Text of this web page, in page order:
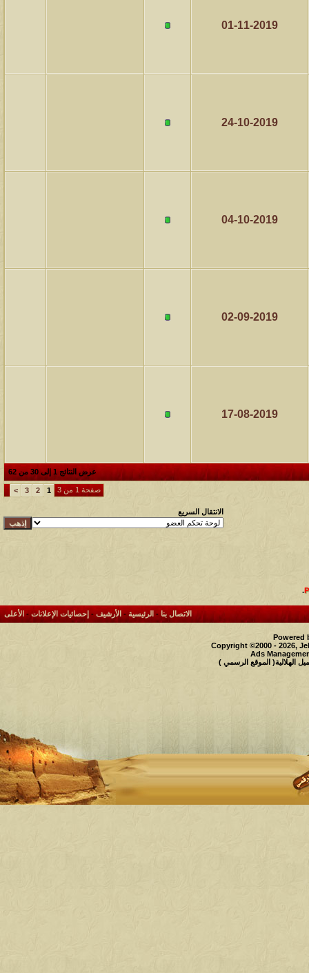
01-11-2019
24-10-2019
04-10-2019
02-09-2019
17-08-2019
عرض النتائج 1 إلى 30 من 62
صفحة 1 من 3 1
2
3
>
الانتقال السريع
.
الاتصال بنا- الرئيسية-الأرشيف- إحصائيات الإعلانات- الأعلى
Powered
Copyright ©2000 - 2026,
Ads
الهلالية( الموقع الرسمي )